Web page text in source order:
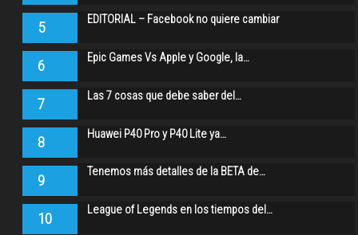
5 EDITORIAL – Facebook no quiere cambiar
6 Epic Games Vs Apple y Google, la…
7 Las 7 cosas que debe saber del…
8 Huawei P40 Pro y P40 Lite ya…
9 Tenemos más detalles de la BETA de…
10 League of Legends en los tiempos del…